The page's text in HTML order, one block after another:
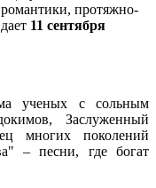
протяжно-
11 сентября
ученых с сольным
Заслуженный
многих поколений
– песни, где богат